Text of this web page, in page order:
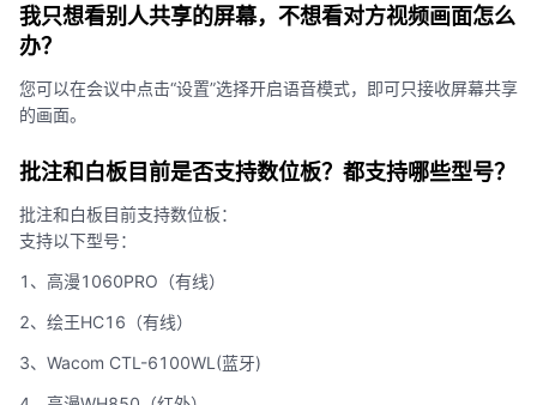
我只想看别人共享的屏幕，不想看对方视频画面怎么
办？
您可以在会议中点击“设置”选择开启语音模式，即可只接收屏幕共享
的画面。
批注和白板目前是否支持数位板？都支持哪些型号？
批注和白板目前支持数位板：
支持以下型号：
1、高漫1060PRO（有线）
2、绘王HC16（有线）
3、Wacom CTL-6100WL(蓝牙)